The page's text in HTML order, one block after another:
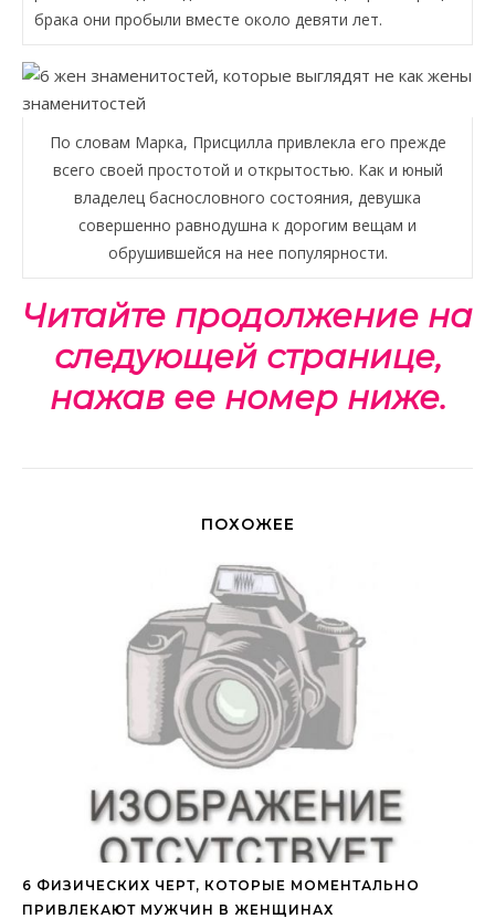
брака они пробыли вместе около девяти лет.
По словам Марка, Присцилла привлекла его прежде
всего своей простотой и открытостью. Как и юный
владелец баснословного состояния, девушка
совершенно равнодушна к дорогим вещам и
обрушившейся на нее популярности.
Читайте продолжение на
следующей странице,
нажав ее номер ниже.
ПОХОЖЕЕ
6 ФИЗИЧЕСКИХ ЧЕРТ, КОТОРЫЕ МОМЕНТАЛЬНО
ПРИВЛЕКАЮТ МУЖЧИН В ЖЕНЩИНАХ